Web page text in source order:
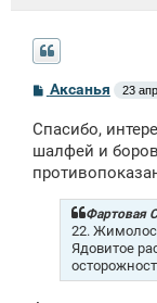
С
о
б
щ
н
Аксанья 23
Спасибо,
шалфей и
Фартовая
22.
Ядовитое